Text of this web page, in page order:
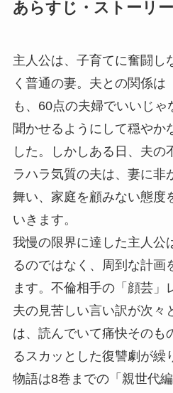
あらすじ・ストーリ
主人公は、子育てに奮闘し
く普通の妻。夫との関係は
も、60点の夫婦でいいじ
聞かせるようにして穏やか
した。しかしある日、夫の
ラハラ気質の夫は、妻に非
舞い、家庭を顧みない態度
いきます。
我慢の限界に達した主人公
るのではなく、周到な計画
ます。不倫相手の「顔芸」
夫の見苦しい言い訳が次々
は、読んでいて痛快そのも
るスカッとした復讐劇が繰
物語は8巻までの「親世代